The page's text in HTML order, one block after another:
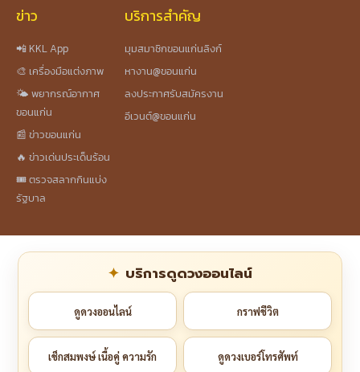
ข่าว
📲 KKL App
🎨 เครื่องมือแต่งภาพ
🌤️ พยากรณ์อากาศ
ขอนแก่น
📰 ข่าวขอนแก่น
🔥 ข่าวเด่นประเด็นร้อน
🎟️ ตรวจสลากกินแบ่ง
รัฐบาล
บริการสำคัญ
มุมสมาชิกขอนแก่นลิงก์
หางาน@ขอนแก่น
ลงประกาศรับสมัครงาน
อีเวนต์@ขอนแก่น
บริการดูดวงออนไลน์
ดูดวงออนไลน์ กราฟชีวิต
เช็กสมพงษ์ เนื้อคู่ ความรัก ดูดวงเบอร์โทรศัพท์